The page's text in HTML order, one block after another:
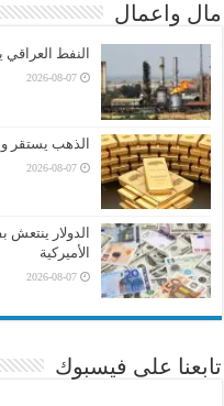
مال واعمال
النفط
2026-08-07
الذهب يستقر
2026-08-07
الدولار ينتعش
الأميركية
2026-08-07
تابعنا على فيسبوك